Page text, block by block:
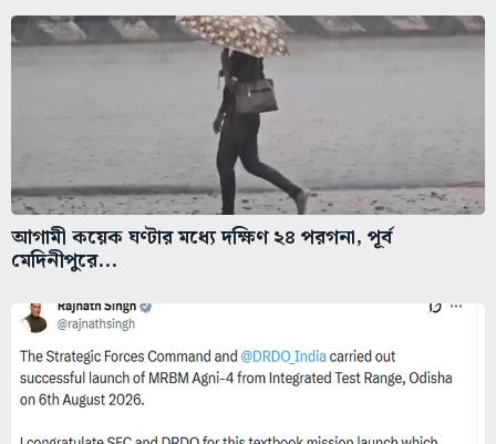
আগামী কয়েক ঘণ্টার মধ্যে দক্ষিণ ২৪ পরগনা, পূর্ব
মেদিনীপুরে...